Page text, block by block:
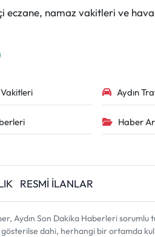
eczane, namaz vakitleri ve
Aydın
Haber
RESMİ İLANLAR
Aydın Son Dakika Haberleri
gösterilse dahi, herhangi bir ortamda